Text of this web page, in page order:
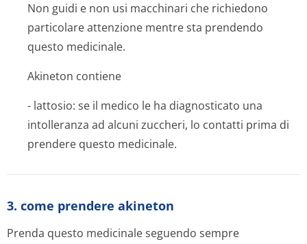
Non guidi e non usi macchinari che richiedono
particolare attenzione mentre sta prendendo
questo medicinale.
Akineton contiene
- lattosio: se il medico le ha diagnosticato una
intolleranza ad alcuni zuccheri, lo contatti prima di
prendere questo medicinale.
3. come prendere akineton
Prenda questo medicinale seguendo sempre